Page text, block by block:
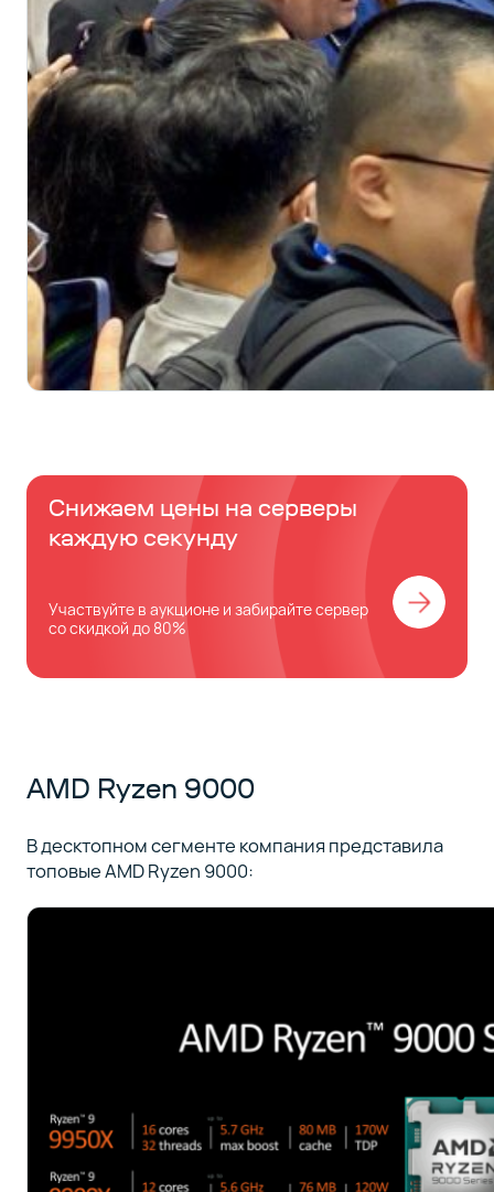
Снижаем цены на серверы
каждую секунду
Участвуйте в аукционе и забирайте сервер
со скидкой до 80%
AMD Ryzen 9000
В десктопном сегменте компания представила
топовые AMD Ryzen 9000: